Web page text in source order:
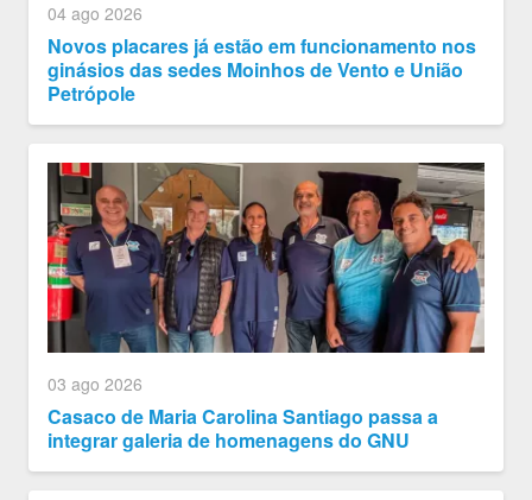
04 ago 2026
Novos placares já estão em funcionamento nos
ginásios das sedes Moinhos de Vento e União
Petrópole
03 ago 2026
Casaco de Maria Carolina Santiago passa a
integrar galeria de homenagens do GNU